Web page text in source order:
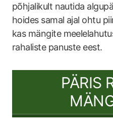
põhjalikult nautida
hoides samal ajal ohtu
kas mängite
rahaliste panuste eest.
PÄRIS